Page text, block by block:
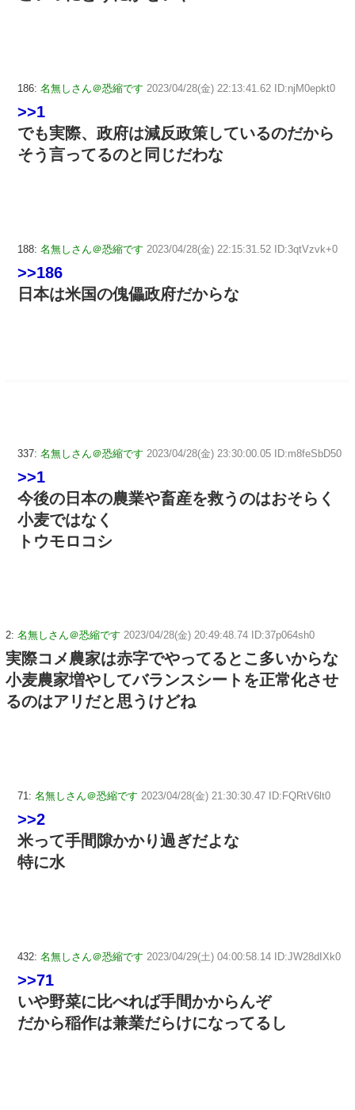
186: 名無しさん＠恐縮です 2023/04/28(金) 22:13:41.62 ID:njM0epkt0
>>1
でも実際、政府は減反政策しているのだから
そう言ってるのと同じだわな
188: 名無しさん＠恐縮です 2023/04/28(金) 22:15:31.52 ID:3qtVzvk+0
>>186
日本は米国の傀儡政府だからな
337: 名無しさん＠恐縮です 2023/04/28(金) 23:30:00.05 ID:m8feSbD50
>>1
今後の日本の農業や畜産を救うのはおそらく
小麦ではなく
トウモロコシ
2: 名無しさん＠恐縮です 2023/04/28(金) 20:49:48.74 ID:37p064sh0
実際コメ農家は赤字でやってるとこ多いからな
小麦農家増やしてバランスシートを正常化させ
るのはアリだと思うけどね
71: 名無しさん＠恐縮です 2023/04/28(金) 21:30:30.47 ID:FQRtV6lt0
>>2
米って手間隙かかり過ぎだよな
特に水
432: 名無しさん＠恐縮です 2023/04/29(土) 04:00:58.14 ID:JW28dIXk0
>>71
いや野菜に比べれば手間かからんぞ
だから稲作は兼業だらけになってるし